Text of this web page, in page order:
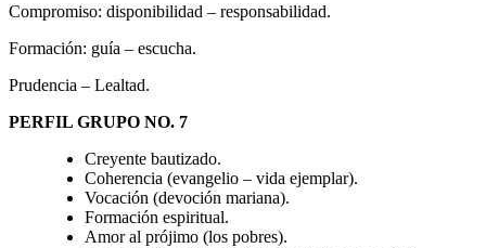
Compromiso: disponibilidad – responsabilidad.
Formación: guía – escucha.
Prudencia – Lealtad.
PERFIL GRUPO NO. 7
Creyente bautizado.
Coherencia (evangelio – vida ejemplar).
Vocación (devoción mariana).
Formación espiritual.
Amor al prójimo (los pobres).